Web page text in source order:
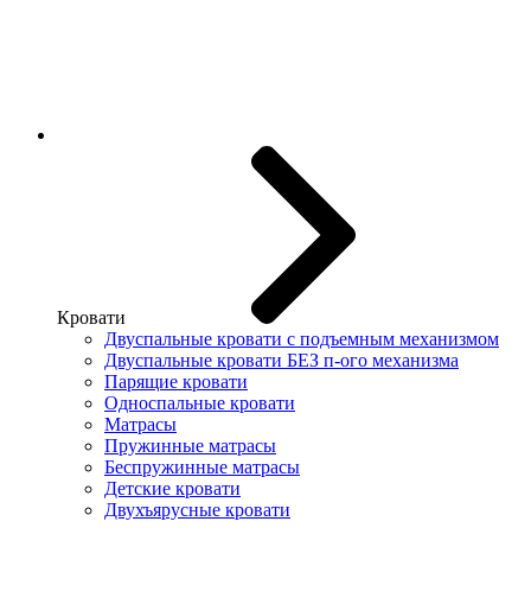
Кровати
Двуспальные кровати с подъемным механизмом
Двуспальные кровати БЕЗ п-ого механизма
Парящие кровати
Односпальные кровати
Матрасы
Пружинные матрасы
Беспружинные матрасы
Детские кровати
Двухъярусные кровати